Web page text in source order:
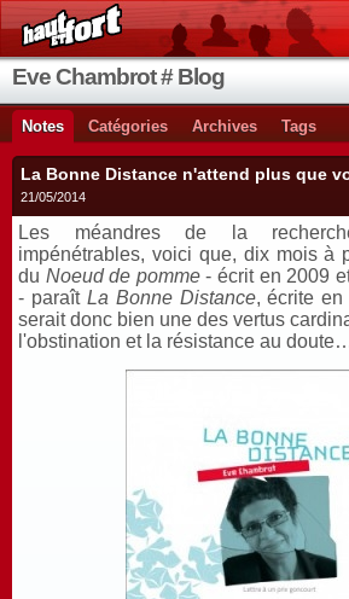
Eve Chambrot # Blog
Notes Catégories Archives Tags
La Bonne Distance n'attend plus que
21/05/2014
Les méandres de la
impénétrables, voici que, dix mois à
du Noeud de pomme- écrit en 2009
- paraît La Bonne Distance, écrite
serait donc bien une des vertus
l'obstination et la résistance au